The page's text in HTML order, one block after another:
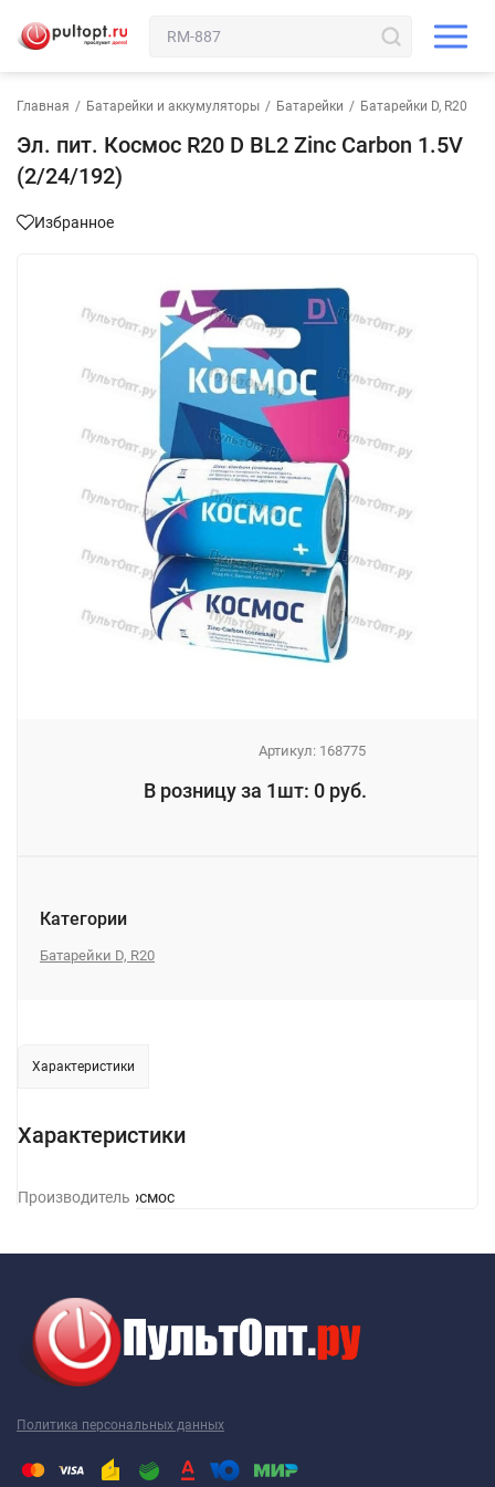
Главная / Батарейки и аккумуляторы / Батарейки / Батарейки D, R20
Эл. пит. Космос R20 D BL2 Zinc Carbon 1.5V
(2/24/192)
Избранное
Артикул: 168775
В розницу за 1шт: 0 руб.
Категории
Батарейки D, R20
Характеристики
Характеристики
ПроизводительКосмос
Политика персональных данных